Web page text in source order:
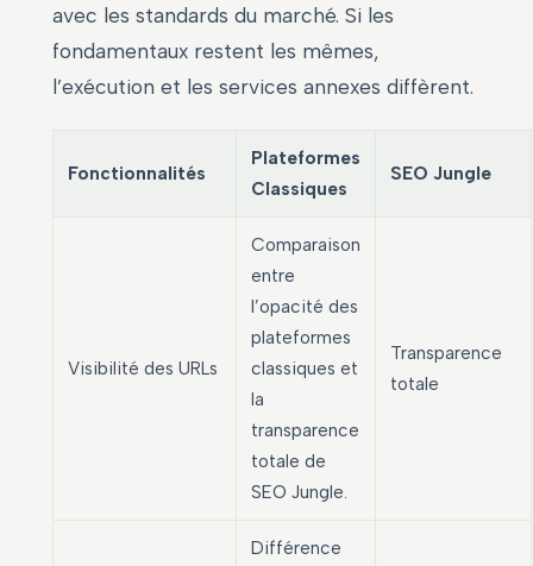
avec les standards du marché. Si les
fondamentaux restent les mêmes,
l’exécution et les services annexes diffèrent.
Fonctionnalités
Plateformes
Classiques
SEO Jungle
Visibilité des URLs
Comparaison
entre
l’opacité des
plateformes
classiques et
la
transparence
totale de
SEO Jungle.
Transparence
totale
Différence